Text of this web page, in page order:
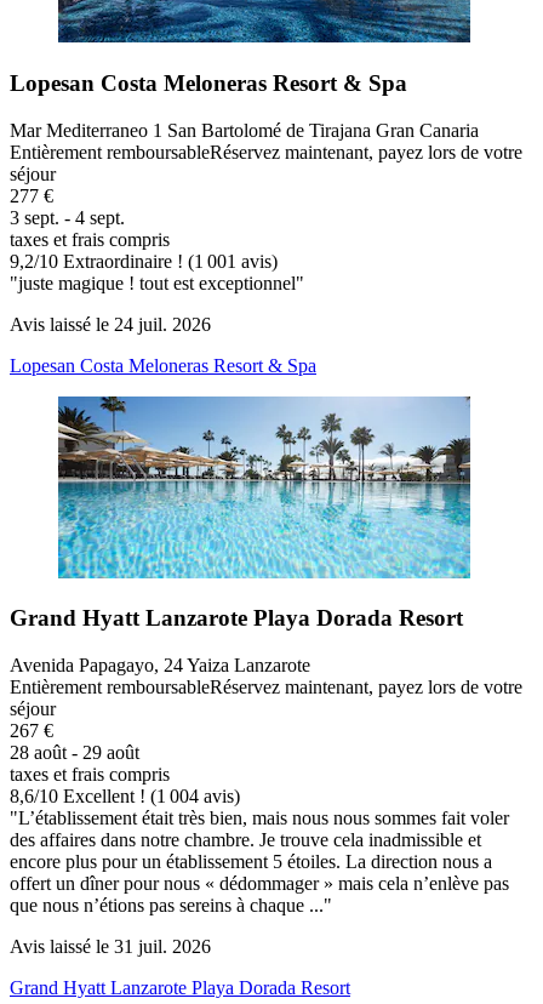
Lopesan Costa Meloneras Resort & Spa
Mar Mediterraneo 1 San Bartolomé de Tirajana Gran Canaria
Entièrement remboursableRéservez maintenant, payez lors de votre
séjour
277 €
3 sept. - 4 sept.
taxes et frais compris
9,2/10 Extraordinaire ! (1 001 avis)
"juste magique ! tout est exceptionnel"
Avis laissé le 24 juil. 2026
Lopesan Costa Meloneras Resort & Spa
Grand Hyatt Lanzarote Playa Dorada Resort
Avenida Papagayo, 24 Yaiza Lanzarote
Entièrement remboursableRéservez maintenant, payez lors de votre
séjour
267 €
28 août - 29 août
taxes et frais compris
8,6/10 Excellent ! (1 004 avis)
"L’établissement était très bien, mais nous nous sommes fait voler
des affaires dans notre chambre. Je trouve cela inadmissible et
encore plus pour un établissement 5 étoiles. La direction nous a
offert un dîner pour nous « dédommager » mais cela n’enlève pas
que nous n’étions pas sereins à chaque ..."
Avis laissé le 31 juil. 2026
Grand Hyatt Lanzarote Playa Dorada Resort